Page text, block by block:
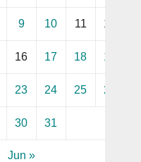
9 10 11 12
16 17 18 19
23 24 25 26
30 31
Jun »